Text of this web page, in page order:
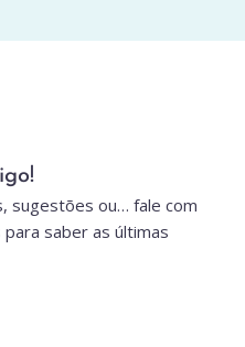
sugestões ou… fale com
saber as últimas